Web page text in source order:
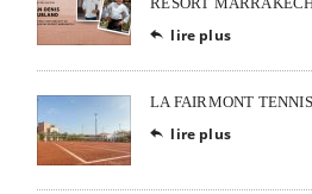
 lire plus
LA FAIRMONT
 lire plus